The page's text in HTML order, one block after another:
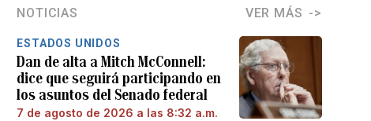
NOTICIAS VER MÁS
ESTADOS UNIDOS
Dan de alta a Mitch McConnell:
dice que seguirá participando en
los asuntos del Senado federal
7 de agosto de 2026 a las 8:32 a.m.